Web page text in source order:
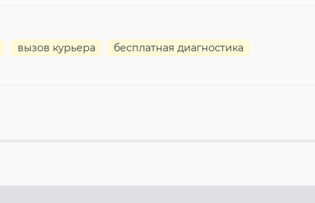
вызов курьера бесплатная диагностика